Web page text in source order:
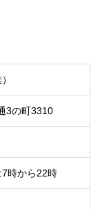
3の町3310
時から22時